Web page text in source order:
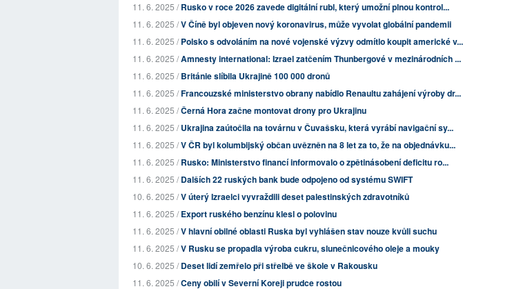
11. 6. 2025 /Rusko v roce 2026 zavede digitální rubl, který umožní plnou kontrol...
11. 6. 2025 /V Číně byl objeven nový koronavirus, může vyvolat globální pandemii
11. 6. 2025 /Polsko s odvoláním na nové vojenské výzvy odmítlo koupit americké v...
11. 6. 2025 /Amnesty international: Izrael zatčením Thunbergové v mezinárodních ...
11. 6. 2025 /Británie slíbila Ukrajině 100 000 dronů
11. 6. 2025 /Francouzské ministerstvo obrany nabídlo Renaultu zahájení výroby dr...
11. 6. 2025 /Černá Hora začne montovat drony pro Ukrajinu
11. 6. 2025 /Ukrajina zaútočila na továrnu v Čuvašsku, která vyrábí navigační sy...
11. 6. 2025 /V ČR byl kolumbijský občan uvězněn na 8 let za to, že na objednávku...
11. 6. 2025 /Rusko: Ministerstvo financí informovalo o zpětinásobení deficitu ro...
11. 6. 2025 /Dalších 22 ruských bank bude odpojeno od systému SWIFT
10. 6. 2025 /V úterý Izraelci vyvraždili deset palestinských zdravotníků
11. 6. 2025 /Export ruského benzínu klesl o polovinu
11. 6. 2025 /V hlavní obilné oblasti Ruska byl vyhlášen stav nouze kvůli suchu
11. 6. 2025 /V Rusku se propadla výroba cukru, slunečnicového oleje a mouky
10. 6. 2025 /Deset lidí zemřelo při střelbě ve škole v Rakousku
11. 6. 2025 /Ceny obilí v Severní Koreji prudce rostou